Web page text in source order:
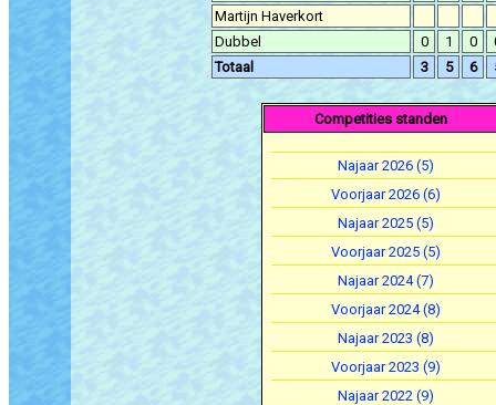
Martijn Haverkort
Dubbel
0 1 0
Totaal
3 5 6
Competities standen
Najaar 2026 (5)
Voorjaar 2026 (6)
Najaar 2025 (5)
Voorjaar 2025 (5)
Najaar 2024 (7)
Voorjaar 2024 (8)
Najaar 2023 (8)
Voorjaar 2023 (9)
Najaar 2022 (9)